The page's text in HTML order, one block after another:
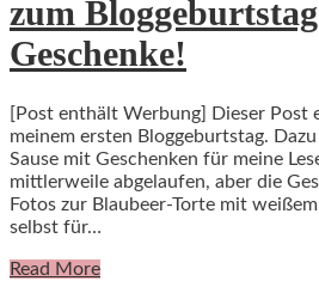
zum
Geschenke!
[Post enthält Werbung] Dieser Post
meinem ersten Bloggeburtstag.
Sause mit Geschenken für meine
mittlerweile abgelaufen, aber die
Fotos zur Blaubeer-Torte mit
selbst für…
Read More